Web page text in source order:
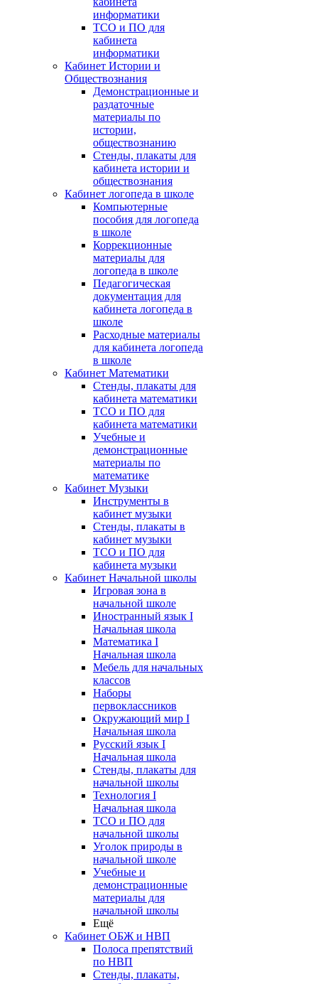
информатики
ТСО и ПО для
кабинета
информатики
Кабинет Истории и
Обществознания
Демонстрационные и
раздаточные
материалы по
истории,
обществознанию
Стенды, плакаты для
кабинета истории и
обществознания
Кабинет логопеда в школе
Компьютерные
пособия для логопеда
в школе
Коррекционные
материалы для
логопеда в школе
Педагогическая
документация для
кабинета логопеда в
школе
Расходные материалы
для кабинета логопеда
в школе
Кабинет Математики
Стенды, плакаты для
кабинета математики
ТСО и ПО для
кабинета математики
Учебные и
демонстрационные
материалы по
математике
Кабинет Музыки
Инструменты в
кабинет музыки
Стенды, плакаты в
кабинет музыки
ТСО и ПО для
кабинета музыки
Кабинет Начальной школы
Игровая зона в
начальной школе
Иностранный язык I
Начальная школа
Математика I
Начальная школа
Мебель для начальных
классов
Наборы
первоклассников
Окружающий мир I
Начальная школа
Русский язык I
Начальная школа
Стенды, плакаты для
начальной школы
Технология I
Начальная школа
ТСО и ПО для
начальной школы
Уголок природы в
начальной школе
Учебные и
демонстрационные
материалы для
начальной школы
Ещё
Кабинет ОБЖ и НВП
Полоса препятствий
по НВП
Стенды, плакаты,